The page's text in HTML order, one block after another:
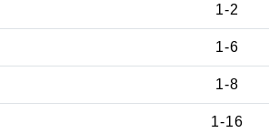
1-2
1-6
1-8
1-16